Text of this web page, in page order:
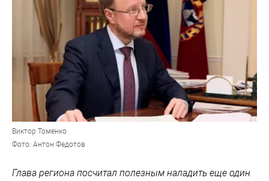
Виктор Томенко
Фото: Антон Федотов
Глава региона посчитал полезным наладить еще один